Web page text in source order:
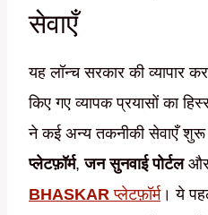
सेवाएँ
यह लॉन्च सरकार की व्यापार
किए गए व्यापक प्रयासों का
ने कई अन्य तकनीकी सेवाएँ
प्लेटफ़ॉर्म,जन सुनवाई पोर्टलऔर
BHASKAR प्लेटफ़ॉर्म। ये